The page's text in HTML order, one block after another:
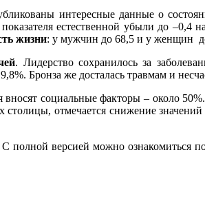
интересные данные о
естественной убыли до –0,4
жизни: у мужчин до 68,5 и у женщин
. Лидерство сохранилось за
Бронза же досталась травмам и
вносят социальные факторы – около
столицы, отмечается снижение
полной версией можно ознакомиться